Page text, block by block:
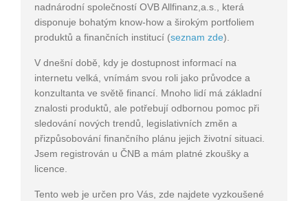
nadnárodní společností OVB Allfinanz,a.s., která
disponuje bohatým know-how a širokým portfoliem
produktů a finančních institucí (seznam zde)
V dnešní době, kdy je dostupnost informací na
internetu velká, vnímám svou roli jako průvodce a
konzultanta ve světě financí. Mnoho lidí má základní
znalosti produktů, ale potřebují odbornou pomoc při
sledování nových trendů, legislativních změn a
přizpůsobování finančního plánu jejich životní situaci.
Jsem registrován u ČNB a mám platné zkoušky a
licence.
Tento web je určen pro Vás, zde najdete vyzkoušené